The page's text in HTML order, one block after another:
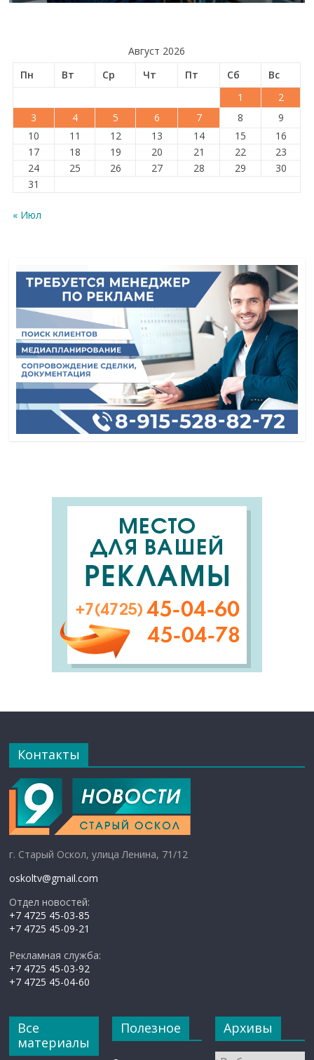
Август 2026
Пн
Вт Ср Чт Пт Сб
Вс
1
2
3
4 5 6 7 8
9
10
11 12 13 14 15
16
17
18 19 20 21 22
23
24
25 26 27 28 29
30
31
« Июл
Контакты
г. Старый Оскол, улица Ленина, 71/12
oskoltv@gmail.com
Отдел новостей:
+7 4725 45-03-85
+7 4725 45-09-21
Рекламная служба:
+7 4725 45-03-92
+7 4725 45-04-60
Все
материалы
Полезное Архивы